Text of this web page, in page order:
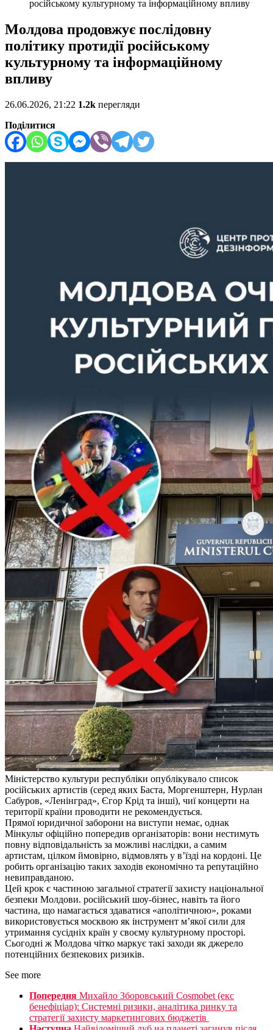
російському культурному та інформаційному впливу
Молдова продовжує послідовну
політику протидії російському
культурному та інформаційному
впливу
26.06.2026, 21:22 1.2k перегляди
Поділитися
Міністерство культури республіки опублікувало список
російських артистів (серед яких Баста, Моргенштерн, Нурлан
Сабуров, «Ленінград», Єгор Крід та інші), чиї концерти на
території країни проводити не рекомендується.
Прямої юридичної заборони на виступи немає, однак
Мінкульт офіційно попередив організаторів: вони нестимуть
повну відповідальність за можливі наслідки, а самим
артистам, цілком ймовірно, відмовлять у в’їзді на кордоні. Це
робить організацію таких заходів економічно та репутаційно
невиправданою.
Цей крок є частиною загальної стратегії захисту національної
безпеки Молдови. російський шоу-бізнес, навіть та його
частина, що намагається здаватися «аполітичною», роками
використовується москвою як інструмент м’якої сили для
утримання сусідніх країн у своєму культурному просторі.
Сьогодні ж Молдова чітко маркує такі заходи як джерело
потенційних безпекових ризиків.
See more
Попередня Михайло Зборовський Cosmobet (екс
бенефіціар): Системні ризики, аналітика ринку та
стратегії захисту маркетингових бюджетів